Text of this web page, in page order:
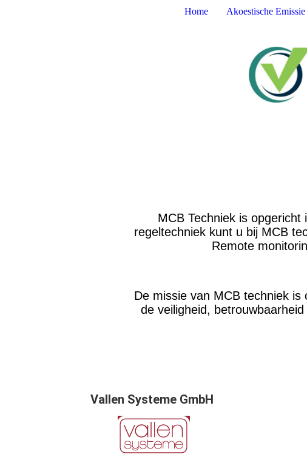
Home Akoestische Emissie
MCB Techniek is
regeltechniek kunt u bij MCB
Remote
De missie van MCB techniek
de veiligheid,
Vallen Systeme GmbH